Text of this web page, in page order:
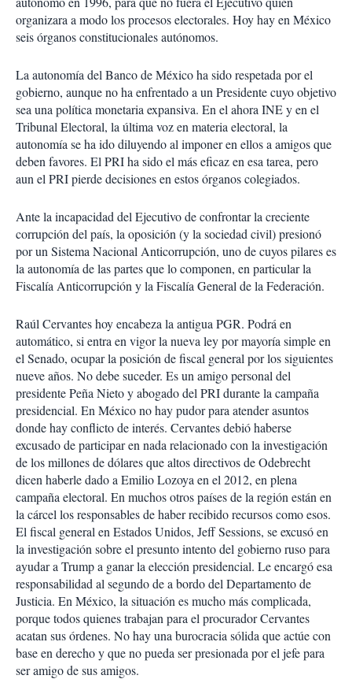
organizara a modo los procesos electorales. Hoy hay en México
seis órganos constitucionales autónomos.
La autonomía del Banco de México ha sido respetada por el
gobierno, aunque no ha enfrentado a un Presidente cuyo objetivo
sea una política monetaria expansiva. En el ahora INE y en el
Tribunal Electoral, la última voz en materia electoral, la
autonomía se ha ido diluyendo al imponer en ellos a amigos que
deben favores. El PRI ha sido el más eficaz en esa tarea, pero
aun el PRI pierde decisiones en estos órganos colegiados.
Ante la incapacidad del Ejecutivo de confrontar la creciente
corrupción del país, la oposición (y la sociedad civil) presionó
por un Sistema Nacional Anticorrupción, uno de cuyos pilares es
la autonomía de las partes que lo componen, en particular la
Fiscalía Anticorrupción y la Fiscalía General de la Federación.
Raúl Cervantes hoy encabeza la antigua PGR. Podrá en
automático, si entra en vigor la nueva ley por mayoría simple en
el Senado, ocupar la posición de fiscal general por los siguientes
nueve años. No debe suceder. Es un amigo personal del
presidente Peña Nieto y abogado del PRI durante la campaña
presidencial. En México no hay pudor para atender asuntos
donde hay conflicto de interés. Cervantes debió haberse
excusado de participar en nada relacionado con la investigación
de los millones de dólares que altos directivos de Odebrecht
dicen haberle dado a Emilio Lozoya en el 2012, en plena
campaña electoral. En muchos otros países de la región están en
la cárcel los responsables de haber recibido recursos como esos.
El fiscal general en Estados Unidos, Jeff Sessions, se excusó en
la investigación sobre el presunto intento del gobierno ruso para
ayudar a Trump a ganar la elección presidencial. Le encargó esa
responsabilidad al segundo de a bordo del Departamento de
Justicia. En México, la situación es mucho más complicada,
porque todos quienes trabajan para el procurador Cervantes
acatan sus órdenes. No hay una burocracia sólida que actúe con
base en derecho y que no pueda ser presionada por el jefe para
ser amigo de sus amigos.